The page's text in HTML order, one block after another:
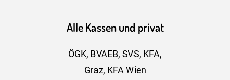
Alle Kassen und privat
ÖGK, BVAEB, SVS, KFA,
Graz, KFA Wien